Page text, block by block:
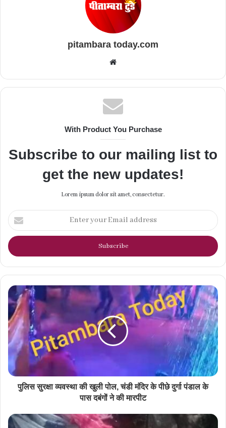
pitambara today.com
Website
With Product You Purchase
Subscribe to our mailing list to
get the new updates!
Lorem ipsum dolor sit amet, consectetur.
Enter
your
Email
address
पुलिस सुरक्षा व्यवस्था की खुली पोल, चंडी मंदिर के पीछे दुर्गा पंडाल के
पास दबंगों ने की मारपीट